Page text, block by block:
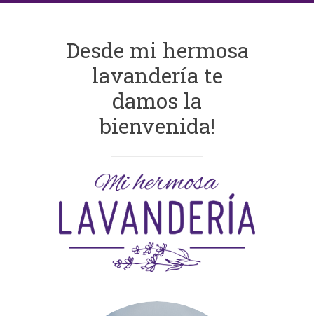
Desde mi hermosa
lavandería te
damos la
bienvenida!